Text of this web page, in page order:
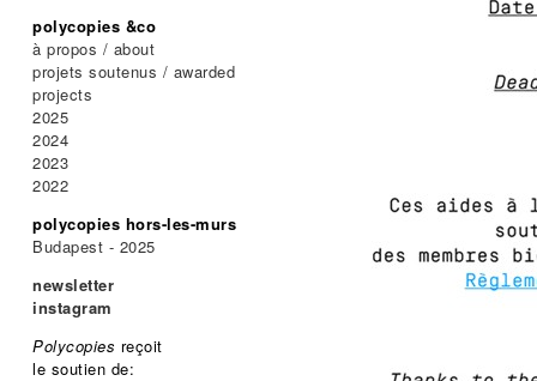
polycopies &co
à propos / about
projets soutenus / awarded
projects
2025
2024
2023
2022
polycopies hors-les-murs
Budapest - 2025
newsletter
instagram
Polycopies reçoit
le soutien de: